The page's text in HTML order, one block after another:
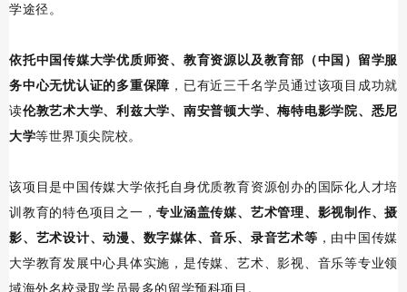
学途径。
依托中国传媒大学优质师资、教育资源以及教育部（中国）留学服
务中心无忧认证的多重保障 ，已有近三千名学员通过该项目成功就
读伦敦艺术大学、利兹大学、南安普顿大学、梅特电影学院、悉尼
大学等世界顶尖院校。
该项目是中国传媒大学依托自身优质教育资源创办的国际化人才培
训教育的特色项目之一，专业涵盖传媒、艺术管理、影视制作、摄
影、艺术设计、动漫、数字媒体、音乐、录音艺术等 ，由中国传媒
大学教育发展中心具体实施，是传媒、艺术、影视、音乐等专业领
域海外名校录取学员最多的留学预科项目。